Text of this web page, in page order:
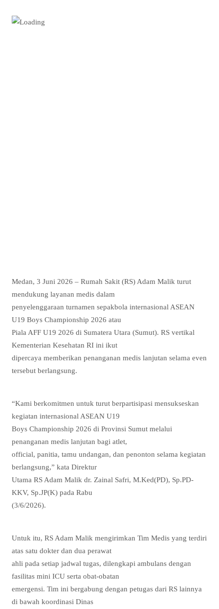
Medan, 3 Juni 2026 – Rumah Sakit (RS) Adam Malik turut
mendukung layanan medis dalam
penyelenggaraan turnamen sepakbola internasional ASEAN
U19 Boys Championship 2026 atau
Piala AFF U19 2026 di Sumatera Utara (Sumut). RS vertikal
Kementerian Kesehatan RI ini ikut
dipercaya memberikan penanganan medis lanjutan selama even
tersebut berlangsung.
“Kami berkomitmen untuk turut berpartisipasi mensukseskan
kegiatan internasional ASEAN U19
Boys Championship 2026 di Provinsi Sumut melalui
penanganan medis lanjutan bagi atlet,
official, panitia, tamu undangan, dan penonton selama kegiatan
berlangsung,” kata Direktur
Utama RS Adam Malik dr. Zainal Safri, M.Ked(PD), Sp.PD-
KKV, Sp.JP(K) pada Rabu
(3/6/2026).
Untuk itu, RS Adam Malik mengirimkan Tim Medis yang terdiri
atas satu dokter dan dua perawat
ahli pada setiap jadwal tugas, dilengkapi ambulans dengan
fasilitas mini ICU serta obat-obatan
emergensi. Tim ini bergabung dengan petugas dari RS lainnya
di bawah koordinasi Dinas